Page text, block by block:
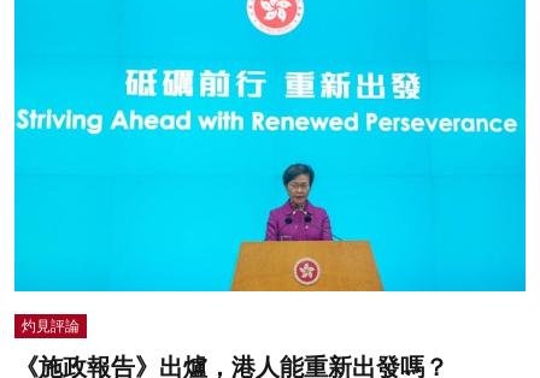
影片
灼見評論
《施政報告》出爐，港人能重新出發嗎？